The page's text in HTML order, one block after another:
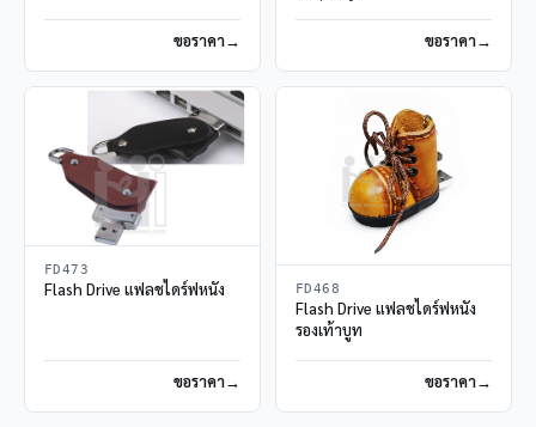
ขอราคา ขอราคา
FD473
Flash Drive แฟลชไดร์ฟหนัง
ขอราคา
FD468
Flash Drive แฟลชไดร์ฟหนัง
รองเท้าบูท
ขอราคา